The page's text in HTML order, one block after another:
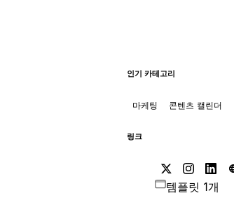
인기 카테고리
마케팅 콘텐츠 캘린더
링크
템플릿 1개